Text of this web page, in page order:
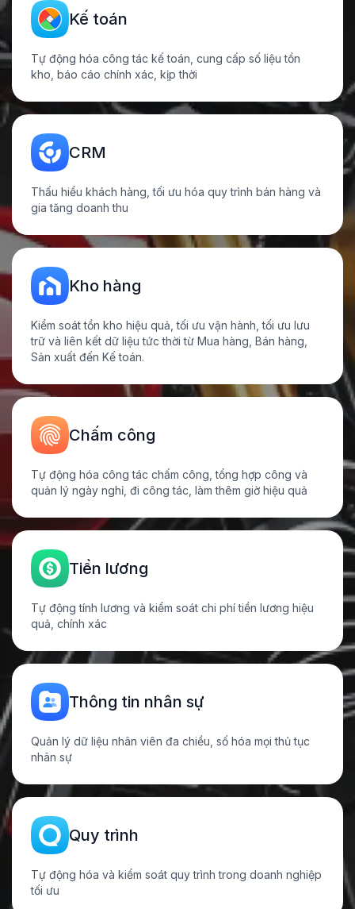
Kế toán
Tự động hóa công tác kế toán, cung cấp số liệu tồn
kho, báo cáo chính xác, kịp thời
CRM
Thấu hiểu khách hàng, tối ưu hóa quy trình bán hàng và
gia tăng doanh thu
Kho hàng
Kiểm soát tồn kho hiệu quả, tối ưu vận hành, tối ưu lưu
trữ và liên kết dữ liệu tức thời từ Mua hàng, Bán hàng,
Sản xuất đến Kế toán.
Chấm công
Tự động hóa công tác chấm công, tổng hợp công và
quản lý ngày nghỉ, đi công tác, làm thêm giờ hiệu quả
Tiền lương
Tự động tính lương và kiểm soát chi phí tiền lương hiệu
quả, chính xác
Thông tin nhân sự
Quản lý dữ liệu nhân viên đa chiều, số hóa mọi thủ tục
nhân sự
Quy trình
Tự động hóa và kiểm soát quy trình trong doanh nghiệp
tối ưu